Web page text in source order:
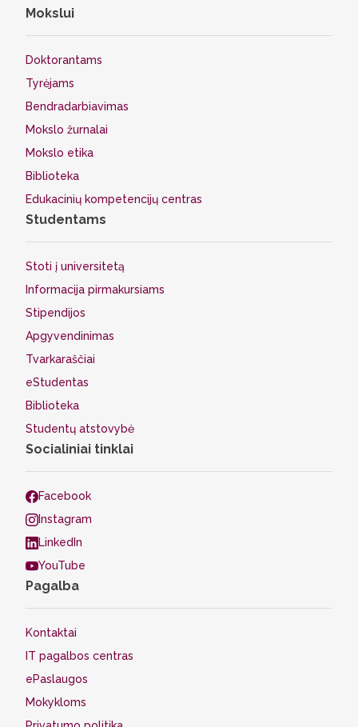
Mokslui
Doktorantams
Tyrėjams
Bendradarbiavimas
Mokslo žurnalai
Mokslo etika
Biblioteka
Edukacinių kompetencijų centras
Studentams
Stoti į universitetą
Informacija pirmakursiams
Stipendijos
Apgyvendinimas
Tvarkaraščiai
eStudentas
Biblioteka
Studentų atstovybė
Socialiniai tinklai
Facebook
Instagram
LinkedIn
YouTube
Pagalba
Kontaktai
IT pagalbos centras
ePaslaugos
Mokykloms